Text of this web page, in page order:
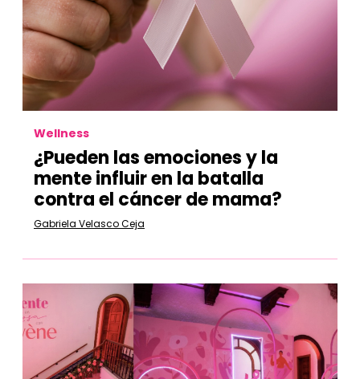
Wellness
¿Pueden las emociones y la
mente influir en la batalla
contra el cáncer de mama?
Gabriela Velasco Ceja